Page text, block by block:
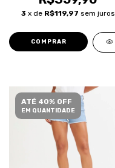
3 x de R$119,97 sem juros
COMPRAR
ATÉ 40% OFF
EM QUANTIDADE